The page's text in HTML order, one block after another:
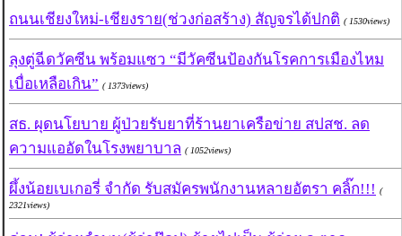
ถนนเชียงใหม่-เชียงราย(ช่วงก่อสร้าง) สัญจรได้ปกติ ( 1530views)
ลุงตู่ฉีดวัคซีน พร้อมแซว “มีวัคซีนป้องกันโรคการเมืองไหม
เบื่อเหลือเกิน” ( 1373views)
สธ. ผุดนโยบาย ผู้ป่วยรับยาที่ร้านยาเครือข่าย สปสช. ลด
ความแออัดในโรงพยาบาล ( 1052views)
ผึ้งน้อยเบเกอรี่ จำกัด รับสมัครพนักงานหลายอัตรา คลิ๊ก!!! (
2321views)